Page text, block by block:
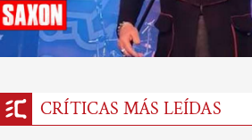
CRÍTICAS MÁS LEÍDAS